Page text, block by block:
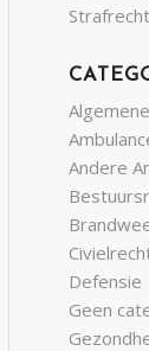
Strafrecht
Andere
Defensie
Geen